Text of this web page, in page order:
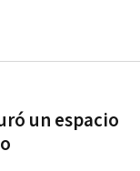
un espacio